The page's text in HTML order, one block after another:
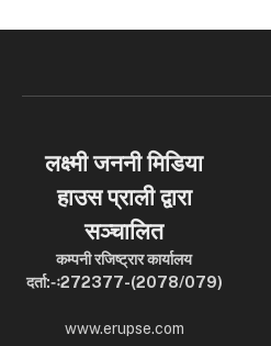
लक्ष्मी जननी मिडिया
हाउस प्राली द्वारा
सञ्चालित
कम्पनी रजिष्ट्रार कार्यालय
दर्ता:-ः272377-(2078/079)
www.erupse.com